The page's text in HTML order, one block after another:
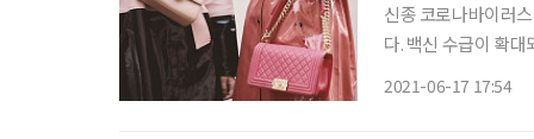
신종 코로나바이러
다. 백신 수급이 확
2021-06-17 17:54